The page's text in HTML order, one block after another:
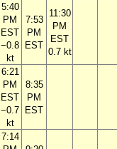
5:40
PM
EST
−0.8
kt
7:53
PM
EST
11:30
PM
EST
0.7 kt
6:21
PM
EST
−0.7
kt
8:35
PM
EST
7:14